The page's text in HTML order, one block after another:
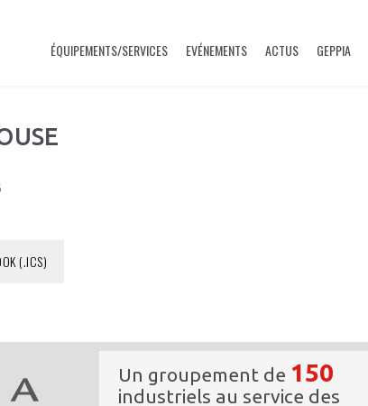
ÉQUIPEMENTS/SERVICES EVÉNEMENTS ACTUS GEPPIA
(.ICS)
Un groupement de 150
industriels au service des